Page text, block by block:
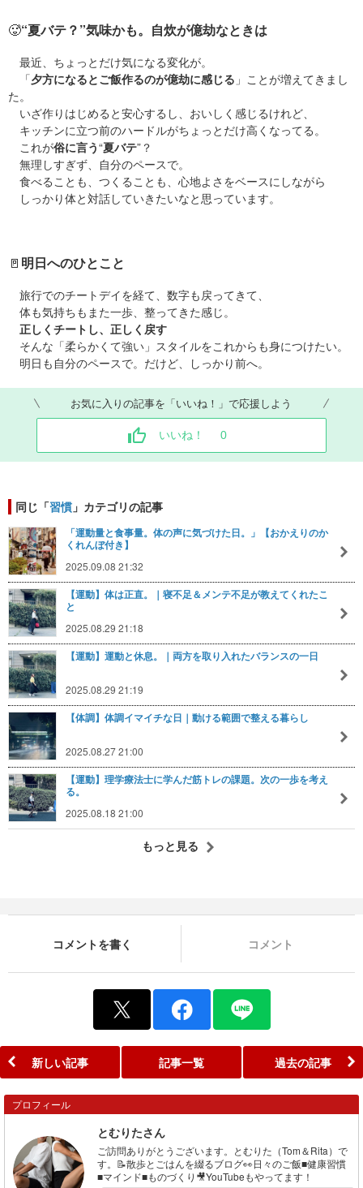
🥵“夏バテ？”気味かも。自炊が億劫なときは
最近、ちょっとだけ気になる変化が。
「夕方になるとご飯作るのが億劫に感じる 」ことが増えてきまし
た。
いざ作りはじめると安心するし、おいしく感じるけれど、
キッチンに立つ前のハードルがちょっとだけ高くなってる。
これが俗に言う“夏バテ”？
無理しすぎず、自分のペースで。
食べることも、つくることも、心地よさをベースにしながら
しっかり体と対話していきたいなと思っています。
🚪 明日へのひとこと
旅行でのチートデイを経て、数字も戻ってきて、
体も気持ちもまた一歩、整ってきた感じ。
正しくチートし、正しく戻す
そんな「柔らかくて強い」スタイルをこれからも身につけたい。
明日も自分のペースで。だけど、しっかり前へ。
お気に入りの記事を「いいね！」で応援しよう
いいね！ 0
同じ「習慣 」カテゴリの記事
「運動量と食事量。体の声に気づけた日。」【おかえりのか
くれんぼ付き】
2025.09.08 21:32
【運動】体は正直。｜寝不足＆メンテ不足が教えてくれたこ
と
2025.08.29 21:18
【運動】運動と休息。｜両方を取り入れたバランスの一日
2025.08.29 21:19
【体調】体調イマイチな日｜動ける範囲で整える暮らし
2025.08.27 21:00
【運動】理学療法士に学んだ筋トレの課題。次の一歩を考え
る。
2025.08.18 21:00
もっと見る
コメントを書く コメント
新しい記事 記事一覧 過去の記事
プロフィール
とむりたさん
ご訪問ありがとうございます。とむりた（Tom＆Rita）で
す。📝散歩とごはんを綴るブログ👀日々のご飯■健康習慣
■マインド■ものづくり🎥YouTubeもやってます！